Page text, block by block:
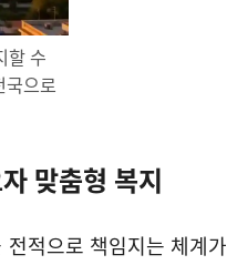
할 수
국으로
맞춤형 복지
적으로 책임지는 체계